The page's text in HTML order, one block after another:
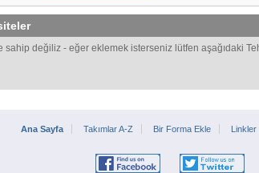
değiliz - eğer eklemek isterseniz lütfen aşağıdaki
Ana Sayfa Takımlar A-Z Bir Forma Ekle Linkler